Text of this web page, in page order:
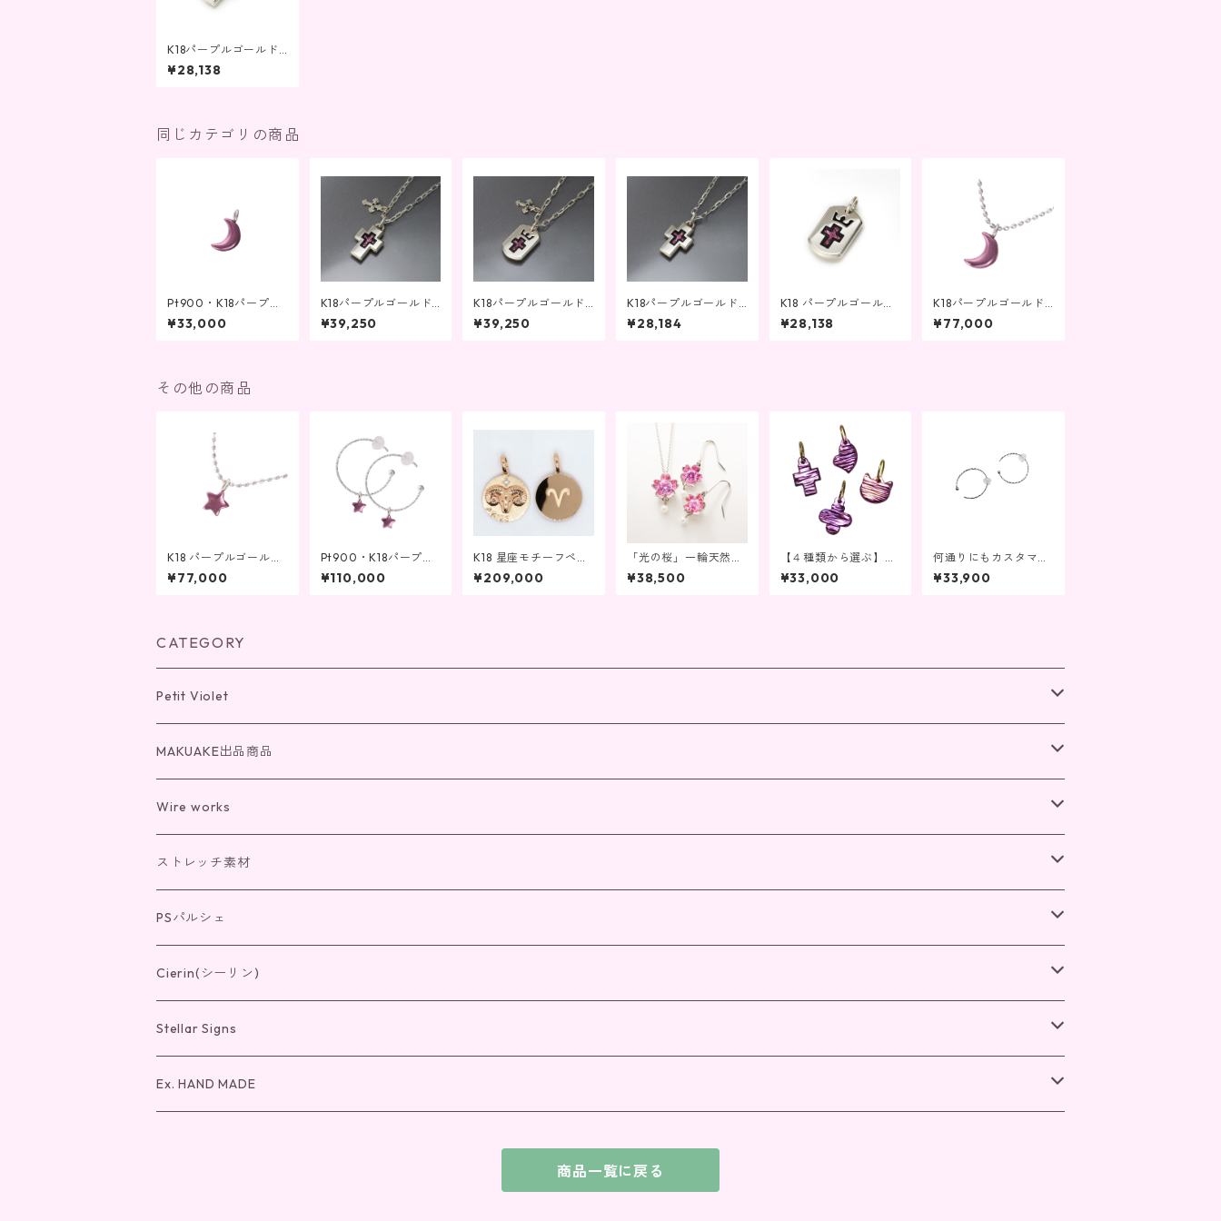
K18パープルゴールド
ジュエリー クロスタイ
プペンダントネックレ
¥28,138
同じカテゴリの商品
Pt900・K18パープル
ゴールド ペンダント
ピアスチャーム兼用 三
¥33,000
K18パープルゴールド
ジュエリー クロスタイ
プチャーム付きネック
¥39,250
K18パープルゴールド
ジュエリー ドッグタイ
プチャーム付きネック
¥39,250
K18パープルゴールド
ジュエリー クロスネッ
クレス 金バック
¥28,184
K18 パープルゴールド
ジュエリー ドッグタイ
プペンダント
¥28,138
K18パープルゴールド
三日月ペンダントK18
ネックレス
¥77,000
その他の商品
K18 パープルゴールド
星ペンダントK18ネッ
クレス
¥77,000
Pt900・K18パープル
ゴールドチャーム星 K1
0ホワイトゴールドピ
¥110,000
K18 星座モチーフペン
ダントトップ 牡羊座
¥209,000
「光の桜」一輪天然パ
ール付きペンダントネ
ックレスピアスセット
¥38,500
【４種類から選ぶ】K1
8パープルゴールドペ
ンダント（黒紐付き）
¥33,000
何通りにもカスタマイ
ズ可能！K18 ホワイト
ゴールドフープビアス
¥33,900
CATEGORY
Petit Violet
チェーン(K18)
チェーン(K10)
リング
ペンダント
ピアス・イヤリング
MAKUAKE出品商品
光の桜
リング
ペンダント
光のクローバー
リング
ペンダント
紫の錬金術
リング
IV4
リング
Wire works
リング
ペンダント
ピアス・イヤリング
ストレッチ素材
リング
ペンダント
ピアス・イヤリング
バングル
PSパルシェ
リング
ペンダント
ピアス・イヤリング
Cierin(シーリン)
リング
ペンダント
Stellar Signs
リング
Ex. HAND MADE
商品一覧に戻る